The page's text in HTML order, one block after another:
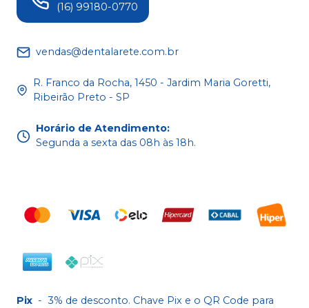
(16) 99180-0770
vendas@dentalarete.com.br
R. Franco da Rocha, 1450 - Jardim Maria Goretti,
Ribeirão Preto - SP
Horário de Atendimento:
Segunda a sexta das 08h às 18h.
Pix - 3% de desconto. Chave Pix e o QR Code para